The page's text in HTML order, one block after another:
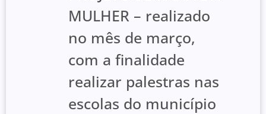
MULHER – realizado
no mês de março,
com a finalidade
realizar palestras nas
escolas do município